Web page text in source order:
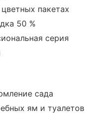
пакетах
50 %
серия
сада
ям и туалетов